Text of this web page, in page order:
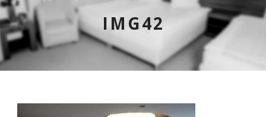
IMG42